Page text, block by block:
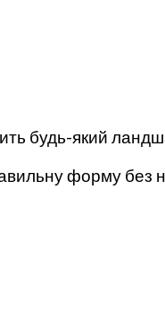
будь-який
форму без